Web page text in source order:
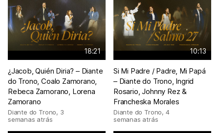
18:21
¿Jacob, Quién Diria? – Diante
do Trono, Coalo Zamorano,
Rebeca Zamorano, Lorena
Zamorano
Diante do Trono, 3
semanas atrás
10:13
Si Mi Padre / Padre, Mi Papá
– Diante do Trono, Ingrid
Rosario, Johnny Rez &
Francheska Morales
Diante do Trono, 4
semanas atrás